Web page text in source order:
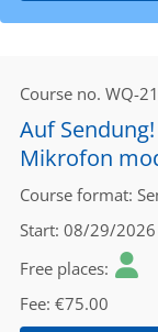
Course no. WQ-
Auf
Mikrofon
Course format
Start 08/29/2026
Free places
Fee €75.00